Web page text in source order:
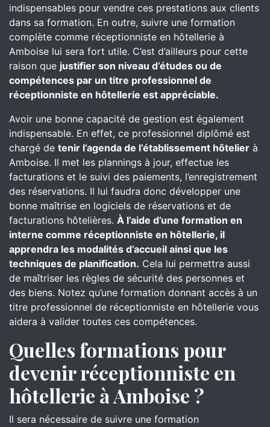
indispensables pour vendre ces prestations aux clients
dans sa formation. En outre, suivre une formation
complète comme réceptionniste en hôtellerie à
Amboise lui sera fort utile. C’est d’ailleurs pour cette
raison que justifier son niveau d’études ou de
compétences par un titre professionnel de
réceptionniste en hôtellerie est appréciable.
Avoir une bonne capacité de gestion est également
indispensable. En effet, ce professionnel diplômé est
chargé de tenir l’agenda de l’établissement hôtelier à
Amboise. Il met les plannings à jour, effectue les
facturations et le suivi des paiements, l’enregistrement
des réservations. Il lui faudra donc développer une
bonne maîtrise en logiciels de réservations et de
facturations hôtelières. À l’aide d’une formation en
interne comme réceptionniste en hôtellerie, il
apprendra les modalités d’accueil ainsi que les
techniques de planification. Cela lui permettra aussi
de maîtriser les règles de sécurité des personnes et
des biens. Notez qu’une formation donnant accès à un
titre professionnel de réceptionniste en hôtellerie vous
aidera à valider toutes ces compétences.
Quelles formations pour
devenir réceptionniste en
hôtellerie à Amboise ?
Il sera nécessaire de suivre une formation